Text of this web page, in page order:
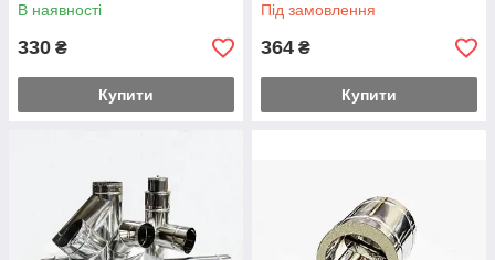
В наявності
330 ₴
Купити
Під замовлення
364 ₴
Купити